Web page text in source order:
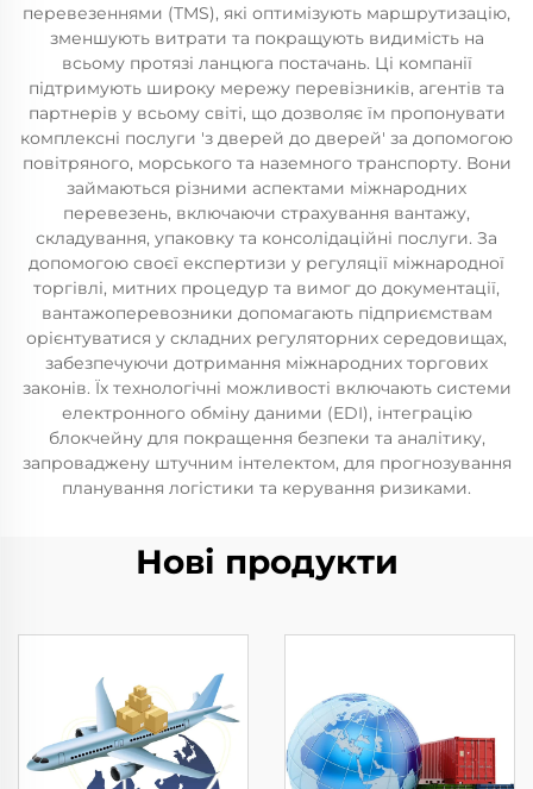
перевезеннями (TMS), які оптимізують маршрутизацію,
зменшують витрати та покращують видимість на
всьому протязі ланцюга постачань. Ці компанії
підтримують широку мережу перевізників, агентів та
партнерів у всьому світі, що дозволяє їм пропонувати
комплексні послуги 'з дверей до дверей' за допомогою
повітряного, морського та наземного транспорту. Вони
займаються різними аспектами міжнародних
перевезень, включаючи страхування вантажу,
складування, упаковку та консолідаційні послуги. За
допомогою своєї експертизи у регуляції міжнародної
торгівлі, митних процедур та вимог до документації,
вантажоперевозники допомагають підприємствам
орієнтуватися у складних регуляторних середовищах,
забезпечуючи дотримання міжнародних торгових
законів. Їх технологічні можливості включають системи
електронного обміну даними (EDI), інтеграцію
блокчейну для покращення безпеки та аналітику,
запроваджену штучним інтелектом, для прогнозування
планування логістики та керування ризиками.
Нові продукти